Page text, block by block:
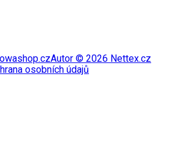
Autor © 2026 Nettex.cz
osobních údajů